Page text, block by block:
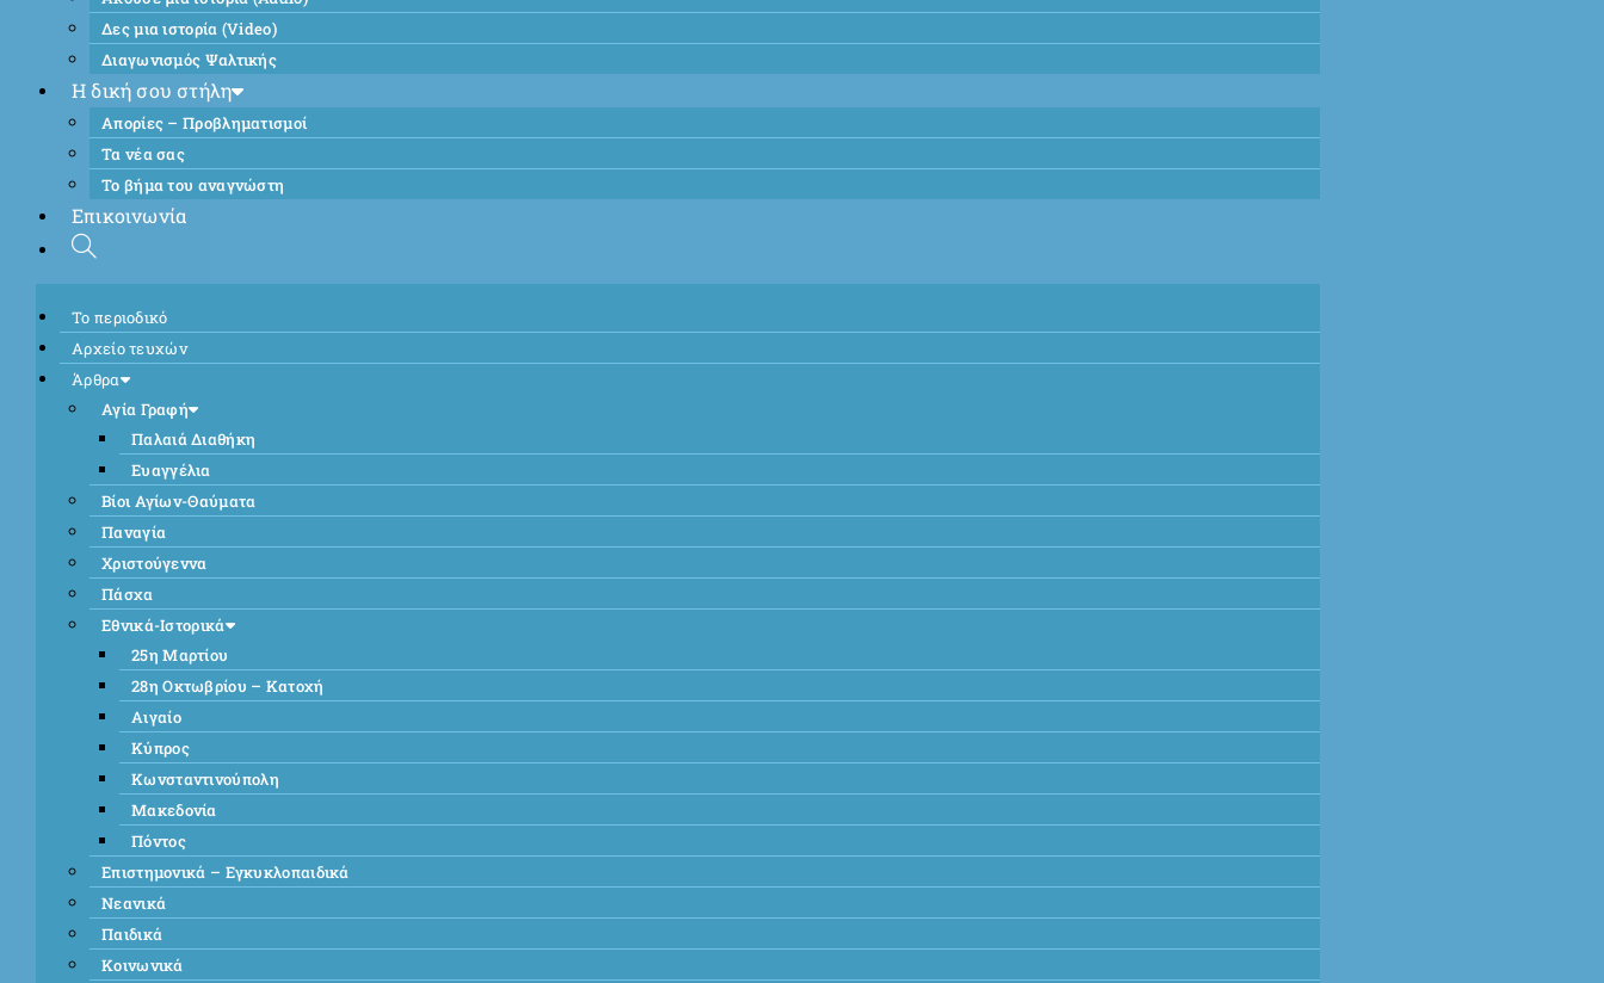
Δες μια ιστορία (Video)
Διαγωνισμός Ψαλτικής
Η δική σου στήλη
Απορίες – Προβληματισμοί
Τα νέα σας
Το βήμα του αναγνώστη
Επικοινωνία
Το περιοδικό
Αρχείο τευχών
Άρθρα
Αγία Γραφή
Παλαιά Διαθήκη
Ευαγγέλια
Βίοι Αγίων-Θαύματα
Παναγία
Χριστούγεννα
Πάσχα
Εθνικά-Ιστορικά
25η Μαρτίου
28η Οκτωβρίου – Κατοχή
Αιγαίο
Κύπρος
Κωνσταντινούπολη
Μακεδονία
Πόντος
Επιστημονικά – Εγκυκλοπαιδικά
Νεανικά
Παιδικά
Κοινωνικά